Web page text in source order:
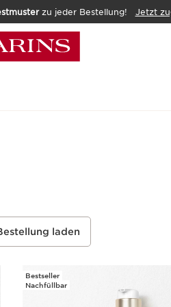
zu jeder Bestellung! Jetzt
laden
Bestseller
Nachfüllbar